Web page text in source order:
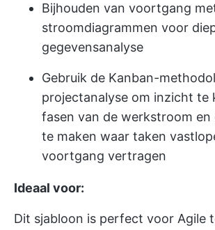
Bijhouden van voortgang
stroomdiagrammen voor
gegevensanalyse
Gebruik de Kanban-
projectanalyse om inzicht te
fasen van de werkstroom en
te maken waar taken
voortgang vertragen
Ideaal voor:
Dit sjabloon is perfect voor Agile